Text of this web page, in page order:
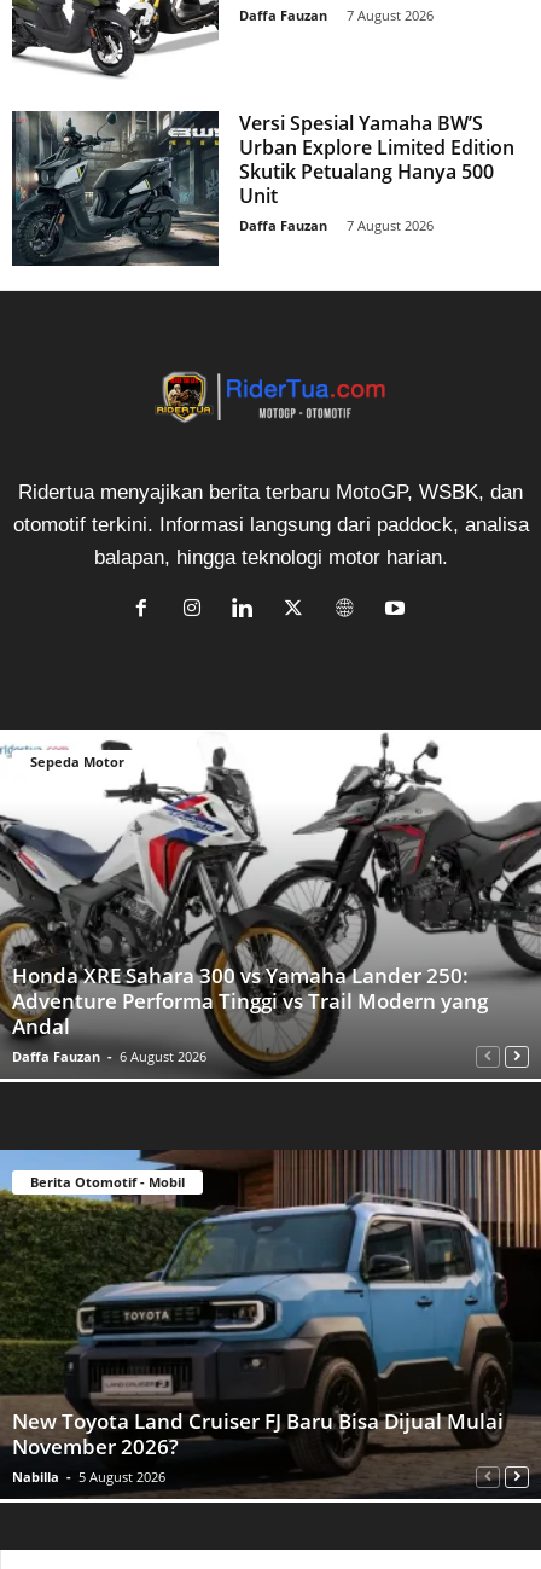
Daffa Fauzan 7 August 2026
Versi Spesial Yamaha BW’S
Urban Explore Limited Edition
Skutik Petualang Hanya 500
Unit
Daffa Fauzan 7 August 2026
Ridertua menyajikan berita terbaru MotoGP, WSBK, dan
otomotif terkini. Informasi langsung dari paddock, analisa
balapan, hingga teknologi motor harian.
Sepeda Motor
Honda XRE Sahara 300 vs Yamaha Lander 250:
Adventure Performa Tinggi vs Trail Modern yang
Andal
Daffa Fauzan - 6 August 2026
Berita Otomotif - Mobil
New Toyota Land Cruiser FJ Baru Bisa Dijual Mulai
November 2026?
Nabilla - 5 August 2026